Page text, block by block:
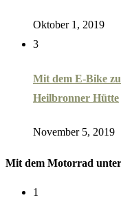
Oktober 1, 2019
3
Mit dem E-Bike zu
Heilbronner Hütte
November 5, 2019
Mit dem Motorrad
1